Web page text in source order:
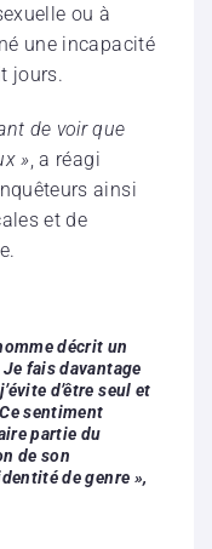
ou à
une incapacité
jours.
de voir que
», a réagi
ainsi
et de
décrit un
fais davantage
d’être seul et
sentiment
partie du
de son
de genre »,